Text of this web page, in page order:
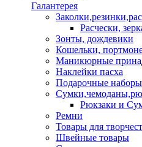
Галантерея
Расчески,
Зонты, дождевики
Кошельки,
Маникюрные
Наклейки пасха
Подарочные наборы
Рюкзаки и
Ремни
Товары для
Швейные товары